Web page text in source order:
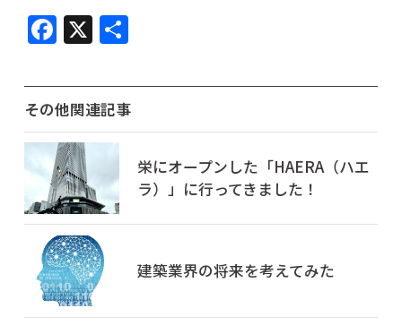
F
c
e
b
o
o
k
X 共
その他関連記事
栄にオープンした「HAERA（ハエ
ラ）」に行ってきました！
建築業界の将来を考えてみた